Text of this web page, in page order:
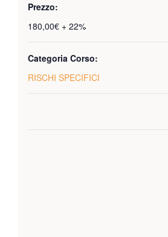
Prezzo:
180,00€ + 22%
Categoria Corso:
RISCHI SPECIFICI